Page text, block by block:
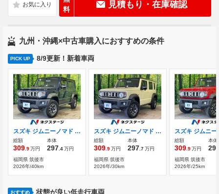
料
見積もり・在庫確認
九州・沖縄×中古車購入におすすめの条件
PICK UP 8/9更新！新着車両
スズキ ジムニーノマド 1.5 FC 4WD 禁煙車 4WD 5MT セーフティサポート
総額
309 .9万円
本体
297 .4万円
福岡県 筑後市
2026年/40km
スズキ ジムニーノマド 1.5 FC 4WD 4WD セーフティサポート レーダークルーズ
総額
309 .9万円
本体
297 .7万円
福岡県 筑後市
2026年/30km
総額
309 .9万円
本体
福岡県 筑後市
2026年/25km
おすすめ 状態が良い低走行車両